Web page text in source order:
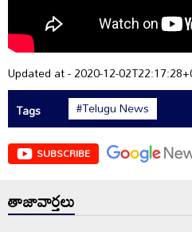
Updated at - 2020-12-
Tags
#Telugu News
SUBSCRIBE
తాజావార్తలు